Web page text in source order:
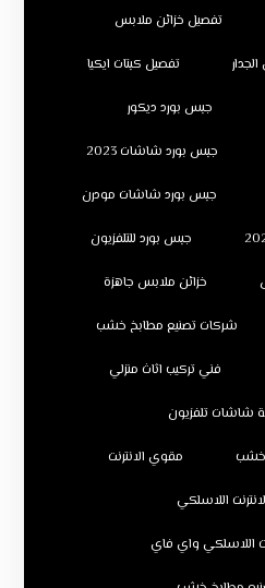
تفصيل خزائن ملابس
تفصيل كبتات ايكيا
جبس بورد ديكور
جبس بورد شاشات 2023
جبس بورد شاشات مودرن
جبس بورد للتلفزيون
خزائن ملابس جاهزة
شركات تصنيع مطابخ خشب
فني تركيب اثاث منزلي
شاشات تلفزيون
خشب مقوي الانترنت
اللاسلكي
اللاسلكي واي فاي